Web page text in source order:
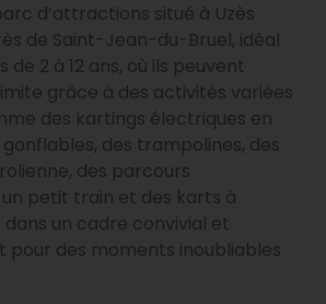
d’attractions situé à Uzès
de Saint-Jean-du-Bruel, idéal
de 2 à 12 ans, où ils peuvent
grâce à des activités variées
des kartings électriques en
gonflables, des trampolines, des
des parcours
petit train et des karts à
un cadre convivial et
pour des moments inoubliables